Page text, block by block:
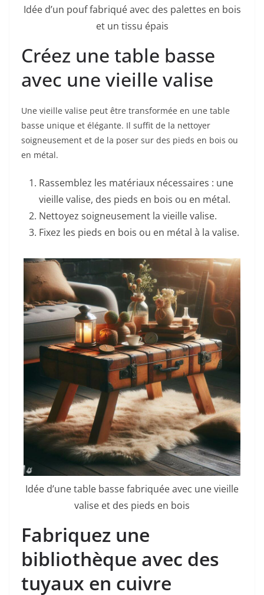
Idée d’un pouf fabriqué avec des palettes en bois
et un tissu épais
Créez une table basse
avec une vieille valise
Une vieille valise peut être transformée en une table
basse unique et élégante. Il suffit de la nettoyer
soigneusement et de la poser sur des pieds en bois ou
en métal.
Rassemblez les matériaux nécessaires : une
vieille valise, des pieds en bois ou en métal.
Nettoyez soigneusement la vieille valise.
Fixez les pieds en bois ou en métal à la valise.
Idée d’une table basse fabriquée avec une vieille
valise et des pieds en bois
Fabriquez une
bibliothèque avec des
tuyaux en cuivre